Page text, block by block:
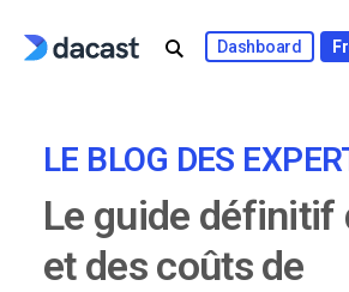
Dashboard
LE BLOG DES
Le guide définitif
et des coûts de